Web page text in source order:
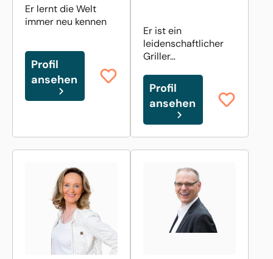
Er lernt die Welt
immer neu kennen
Profil
ansehen
Er ist ein
leidenschaftlicher
Griller…
Profil
ansehen